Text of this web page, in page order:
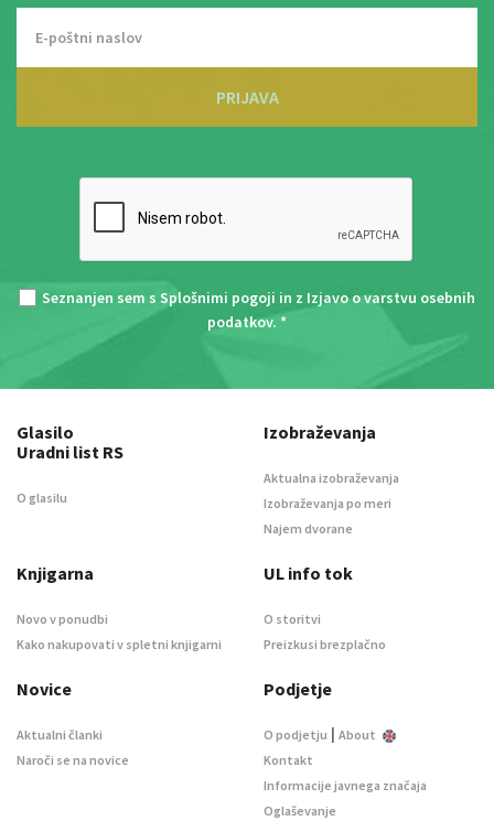
PRIJAVA
Seznanjen sem s Splošnimi pogoji in z Izjavo o varstvu osebnih
podatkov. *
Glasilo
Uradni list RS
O glasilu
Izobraževanja
Aktualna izobraževanja
Izobraževanja po meri
Najem dvorane
Knjigarna
Novo v ponudbi
Kako nakupovati v spletni knjigarni
UL info tok
O storitvi
Preizkusi brezplačno
Novice
Aktualni članki
Naroči se na novice
Podjetje
O podjetju | About
Kontakt
Informacije javnega značaja
Oglaševanje